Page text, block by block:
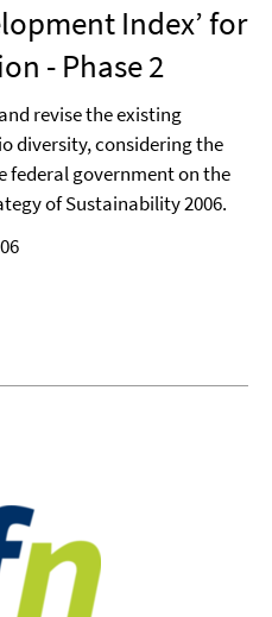
Index’ for
- Phase 2
revise the existing
diversity, considering the
federal government on the
of Sustainability 2006.